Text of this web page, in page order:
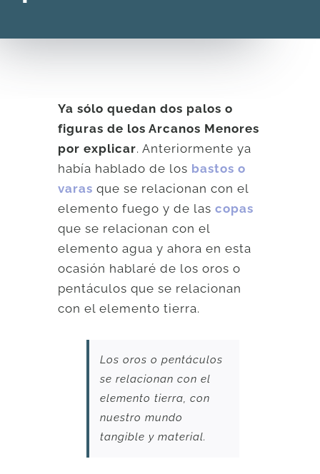
Ya sólo quedan dos palos o
figuras de los Arcanos Menores
por explicar. Anteriormente ya
había hablado de los bastos o
varas que se relacionan con el
elemento fuego y de lascopas
que se relacionan con el
elemento agua y ahora en esta
ocasión hablaré de los oros o
pentáculos que se relacionan
con el elemento tierra.
Los oros o pentáculos
se relacionan con el
elemento tierra, con
nuestro mundo
tangible y material.